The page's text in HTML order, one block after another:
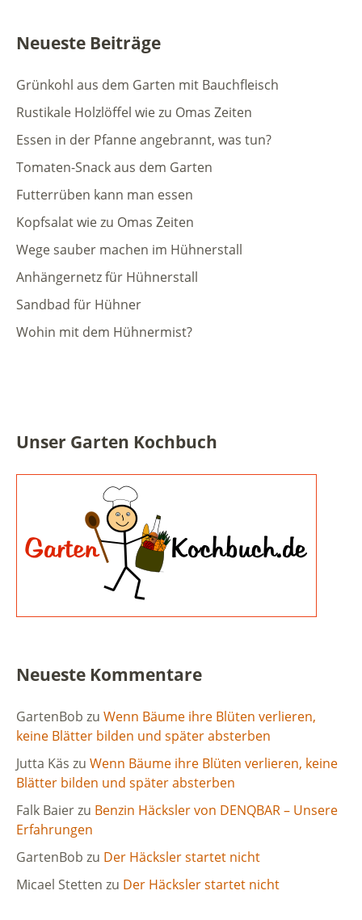
Neueste Beiträge
Grünkohl aus dem Garten mit Bauchfleisch
Rustikale Holzlöffel wie zu Omas Zeiten
Essen in der Pfanne angebrannt, was tun?
Tomaten-Snack aus dem Garten
Futterrüben kann man essen
Kopfsalat wie zu Omas Zeiten
Wege sauber machen im Hühnerstall
Anhängernetz für Hühnerstall
Sandbad für Hühner
Wohin mit dem Hühnermist?
Unser Garten Kochbuch
Neueste Kommentare
GartenBob zu Wenn Bäume ihre Blüten verlieren,
keine Blätter bilden und später absterben
Jutta Käs zu Wenn Bäume ihre Blüten verlieren, keine
Blätter bilden und später absterben
Falk Baierzu Benzin Häcksler von DENQBAR – Unsere
Erfahrungen
GartenBob zu Der Häcksler startet nicht
Micael Stetten zu Der Häcksler startet nicht